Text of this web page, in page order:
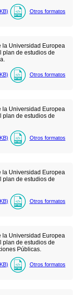
KB) Otros formatos
la Universidad Europea
plan de estudios de
KB) Otros formatos
la Universidad Europea
plan de estudios de
KB) Otros formatos
la Universidad Europea
plan de estudios de
KB) Otros formatos
la Universidad Europea
plan de estudios de
Públicas.
KB) Otros formatos